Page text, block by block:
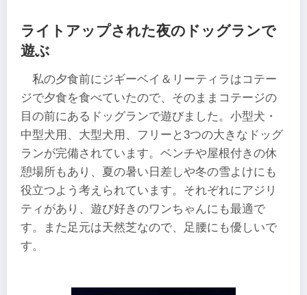
ライトアップされた夜のドッグランで
遊ぶ
私の夕食前にジギーベイ＆リーティラはコテー
ジで夕食を食べていたので、そのままコテージの
目の前にあるドッグランで遊びました。小型犬・
中型犬用、大型犬用、フリーと3つの大きなドッグ
ランが完備されています。ベンチや屋根付きの休
憩場所もあり、夏の暑い日差しや冬の雪よけにも
役立つよう考えられています。それぞれにアジリ
ティがあり、遊び好きのワンちゃんにも最適で
す。また足元は天然芝なので、足腰にも優しいで
す。